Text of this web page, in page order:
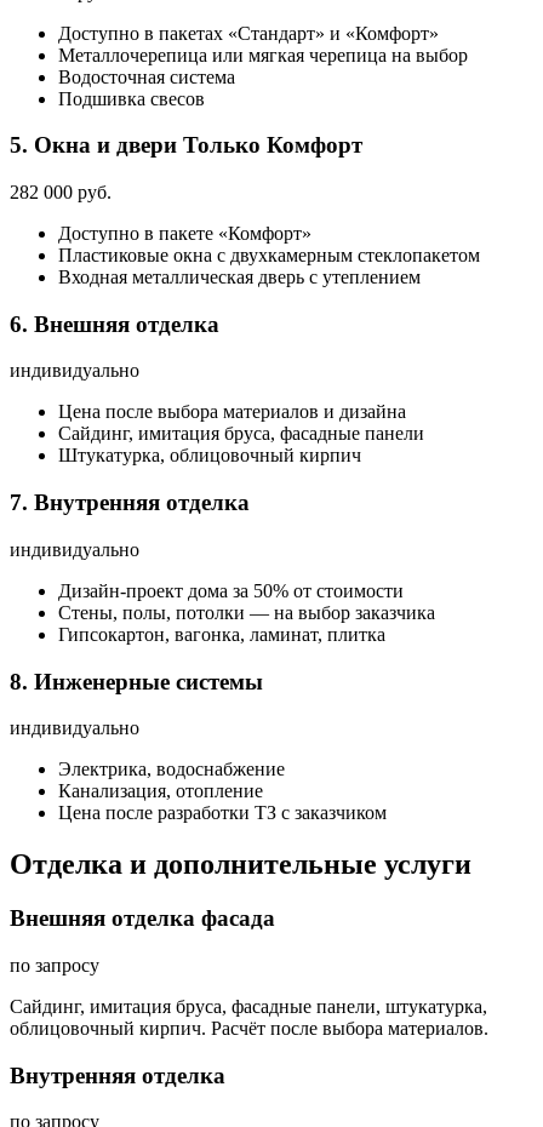
Доступно в пакетах «Стандарт» и «Комфорт»
Металлочерепица или мягкая черепица на выбор
Водосточная система
Подшивка свесов
5. Окна и двери Только Комфорт
282 000 руб.
Доступно в пакете «Комфорт»
Пластиковые окна с двухкамерным стеклопакетом
Входная металлическая дверь с утеплением
6. Внешняя отделка
индивидуально
Цена после выбора материалов и дизайна
Сайдинг, имитация бруса, фасадные панели
Штукатурка, облицовочный кирпич
7. Внутренняя отделка
индивидуально
Дизайн-проект дома за 50% от стоимости
Стены, полы, потолки — на выбор заказчика
Гипсокартон, вагонка, ламинат, плитка
8. Инженерные системы
индивидуально
Электрика, водоснабжение
Канализация, отопление
Цена после разработки ТЗ с заказчиком
Отделка и дополнительные услуги
Внешняя отделка фасада
по запросу
Сайдинг, имитация бруса, фасадные панели, штукатурка,
облицовочный кирпич. Расчёт после выбора материалов.
Внутренняя отделка
по запросу